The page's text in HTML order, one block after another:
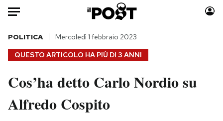
Auto
HOME
Italia
Politica
Moda
QUESTO ARTICOLO HA PIÙ DI 3 ANNI
POLITICA Mercoledì 1 febbraio 2023
Cos’ha detto Carlo Nordio su
Alfredo Cospito